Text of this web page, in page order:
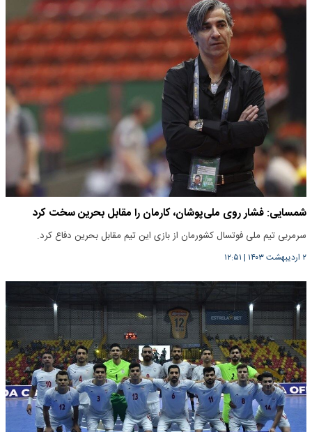
شمسایی: فشار روی ملی‌پوشان، کارمان را مقابل بحرین سخت کرد
سرمربی تیم ملی فوتسال کشورمان از بازی این تیم مقابل بحرین دفاع کرد.
۲ اردیبهشت ۱۴۰۳ | ۱۲:۵۱